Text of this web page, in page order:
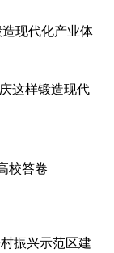
造现代化产业体
这样锻造现代
校答卷
振兴示范区建